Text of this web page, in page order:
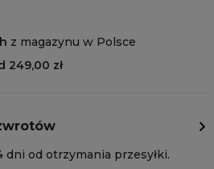
z magazynu w Polsce
249,00 zł
od otrzymania przesyłki.